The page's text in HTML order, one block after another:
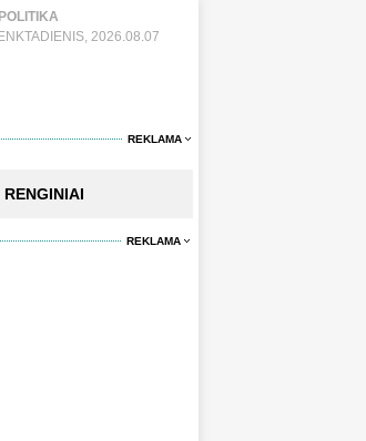
2026.08.07
REKLAMA
RENGINIAI
REKLAMA